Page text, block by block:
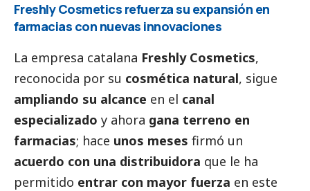
Freshly Cosmetics refuerza su expansión en
farmacias con nuevas innovaciones
La empresa catalana Freshly Cosmetics,
reconocida por su cosmética natural, sigue
ampliando su alcance en el canal
especializado y ahora gana terreno en
farmacias; hace unos meses firmó un
acuerdo con una distribuidora que le ha
permitido entrar con mayor fuerza en este